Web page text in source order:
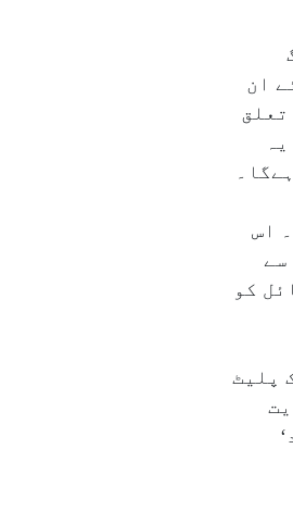
کیلئے ان
اس
سے
کو
تلے ایک پلیٹ